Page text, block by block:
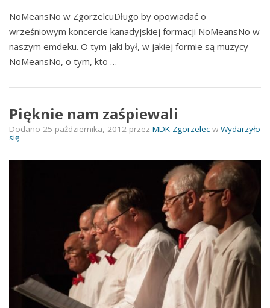
NoMeansNo w ZgorzelcuDługo by opowiadać o
wrześniowym koncercie kanadyjskiej formacji NoMeansNo w
naszym emdeku. O tym jaki był, w jakiej formie są muzycy
NoMeansNo, o tym, kto …
Pięknie nam zaśpiewali
Dodano 25 października, 2012 przez MDK Zgorzelec w Wydarzyło
się